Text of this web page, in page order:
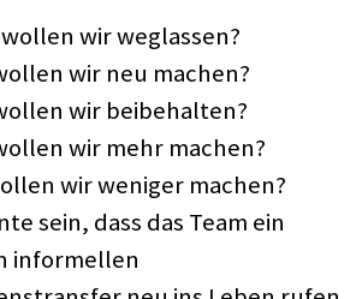
wir weglassen?
wir neu machen?
wir beibehalten?
wir mehr machen?
wir weniger machen?
sein, dass das Team ein
informellen